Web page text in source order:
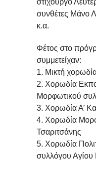
στιχουργό
συνθέτες Μάνο
κ.α.
Φέτος στο
συμμετείχαν:
1. Μικτή
2. Χορωδία
Μορφωτικού
3. Χορωδία Α’
4. Χορωδία
Τσαριτσάνης
5. Χορωδία
συλλόγου